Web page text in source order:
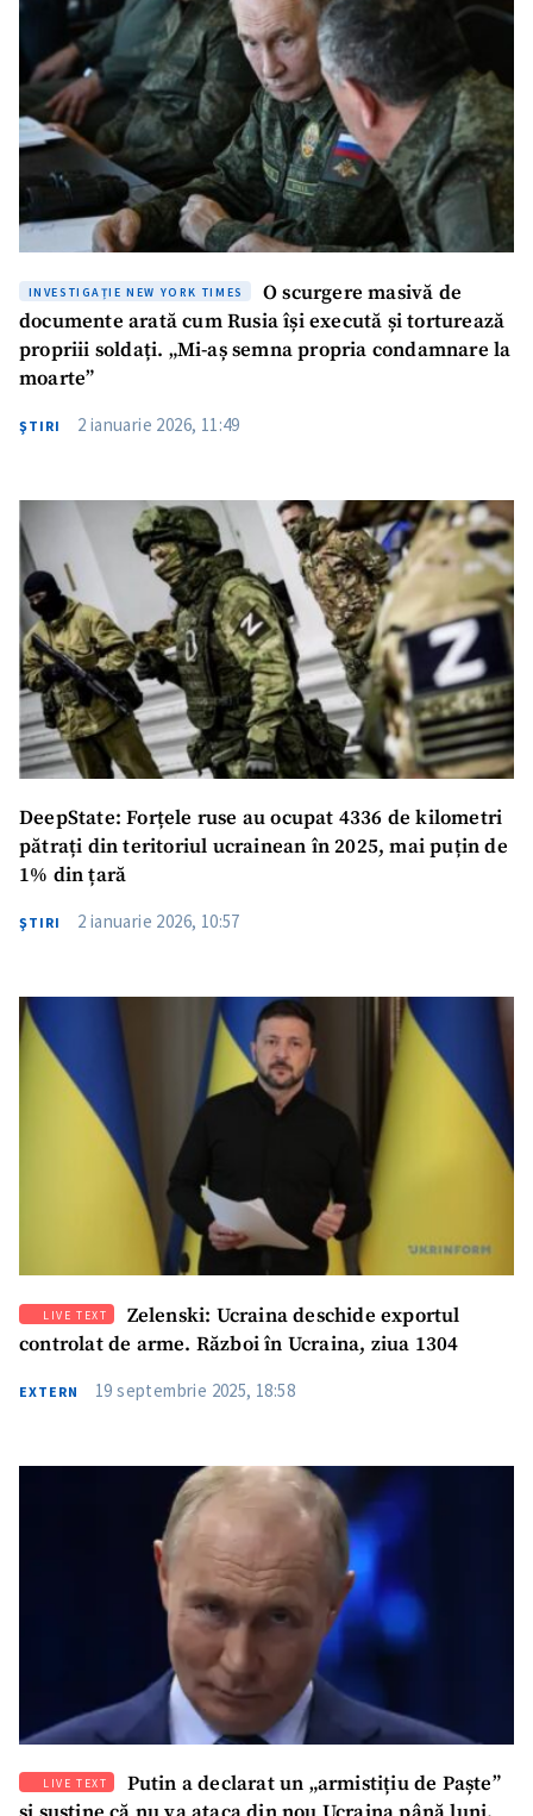
INVESTIGAȚIE NEW YORK TIMES
O scurgere masivă de
documente arată cum Rusia își execută și torturează
propriii soldați. „Mi-aș semna propria condamnare la
moarte”
ŞTIRI 2 ianuarie 2026, 11:49
DeepState: Forțele ruse au ocupat 4336 de kilometri
pătrați din teritoriul ucrainean în 2025, mai puțin de
1% din țară
ŞTIRI 2 ianuarie 2026, 10:57
LIVE TEXT
Zelenski: Ucraina deschide exportul
controlat de arme. Război în Ucraina, ziua 1304
EXTERN 19 septembrie 2025, 18:58
LIVE TEXT
Putin a declarat un „armistițiu de Paște”